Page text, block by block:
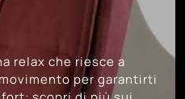
relax che riesce a
per garantirti